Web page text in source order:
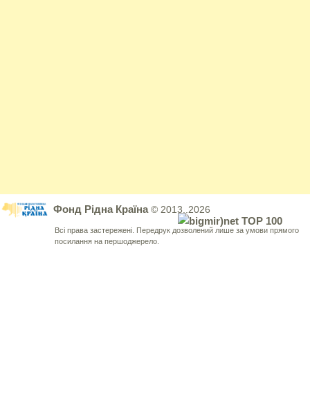
Фонд Рідна Країна© 2013..2026
Всі права застережені. Передрук дозволений лише за умови прямого
посилання на першоджерело.